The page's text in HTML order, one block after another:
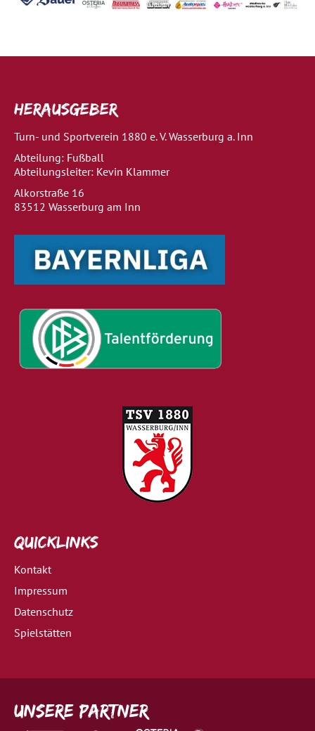
Herausgeber
Turn- und Sportverein 1880 e. V. Wasserburg a. Inn
Abteilung: Fußball
Abteilungsleiter: Kevin Klammer
Alkorstraße 16
83512 Wasserburg am Inn
Quicklinks
Kontakt
Impressum
Datenschutz
Spielstätten
Unsere Partner